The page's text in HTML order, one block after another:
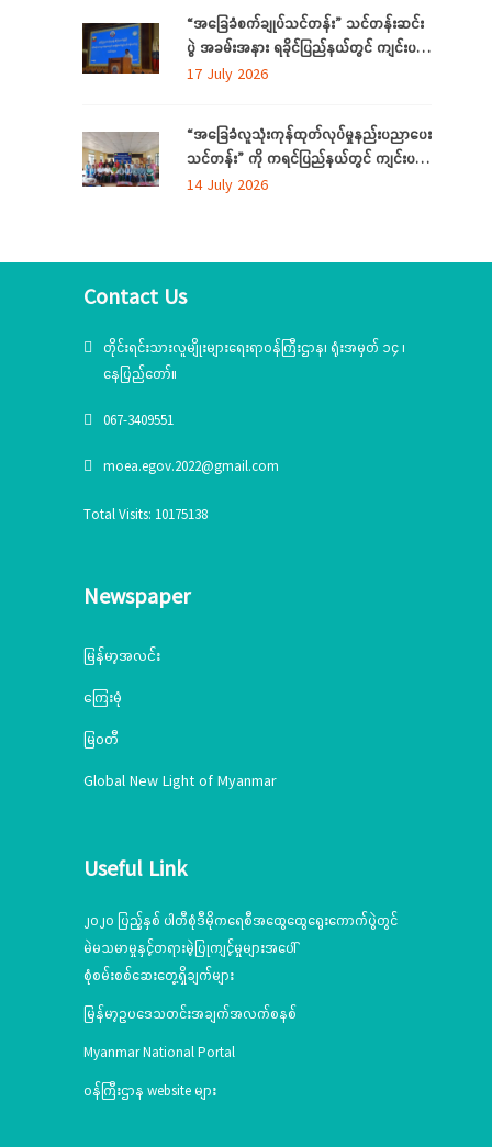
“အခြေခံစက်ချုပ်သင်တန်း” သင်တန်းဆင်း
ပွဲ အခမ်းအနား ရခိုင်ပြည်နယ်တွင် ကျင်းပ
ပြုလုပ်
17 July 2026
“အခြေခံလူသုံးကုန်ထုတ်လုပ်မှုနည်းပညာပေး
သင်တန်း” ကို ကရင်ပြည်နယ်တွင် ကျင်းပ
ပြုလုပ်
14 July 2026
Contact Us
တိုင်းရင်းသားလူမျိုးများရေးရာဝန်ကြီးဌာန၊ ရုံးအမှတ် ၁၄ ၊
နေပြည်တော်။
067-3409551
moea.egov.2022@gmail.com
Total Visits: 10175138
Newspaper
မြန်မာ့အလင်း
ကြေးမုံ
မြဝတီ
Global New Light of Myanmar
Useful Link
၂၀၂၀ ပြည့်နှစ် ပါတီစုံဒီမိုကရေစီအထွေထွေရွေးကောက်ပွဲတွင်
မဲမသမာမှုနှင့်တရားမဲ့ပြုကျင့်မှုများအပေါ်
စုံစမ်းစစ်ဆေးတွေ့ရှိချက်များ
မြန်မာ့ဥပဒေသတင်းအချက်အလက်စနစ်
Myanmar National Portal
ဝန်ကြီးဌာန website များ